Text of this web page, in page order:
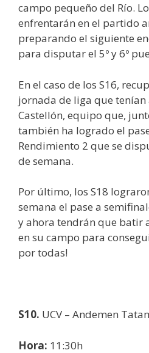
campo pequeño del Río.
enfrentarán en el partido
preparando el siguiente
para disputar el 5º y 6º
En el caso de los S16,
jornada de liga que
Castellón, equipo que,
también ha logrado el
Rendimiento 2 que se
de semana.
Por último, los S18
semana el pase a
y ahora tendrán que batir
en su campo para
por todas!
S10. UCV – Andemen
Hora: 11:30h